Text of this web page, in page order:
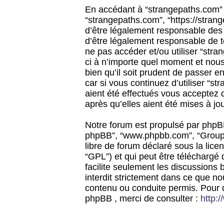
En accédant à
“strangepaths.com”, “https://
d’être légalement responsable
d’être légalement responsable
ne pas accéder et/ou utiliser
ci à n’importe quel moment et
bien qu’il soit prudent de passer
car si vous continuez d’utiliser
aient été effectués vous acceptez
après qu’elles aient été mises à
Notre forum est propulsé par
phpBB”, “www.phpbb.com”,
libre de forum déclaré sous la
“GPL”) et qui peut être téléchargé
facilite seulement les discussions
interdit strictement dans ce que
contenu ou conduite permis.
phpBB , merci de consulter :